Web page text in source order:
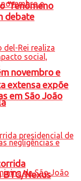
novembro e
“fenômeno
debate
extensa expõe
em São João
BTG/Nexus